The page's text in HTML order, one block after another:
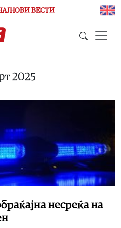
ВЕСТИ
2025
несреќа на